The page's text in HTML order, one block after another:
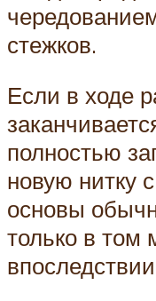
стежков.
Если в ходе
полностью
новую нитку
основы
только в том